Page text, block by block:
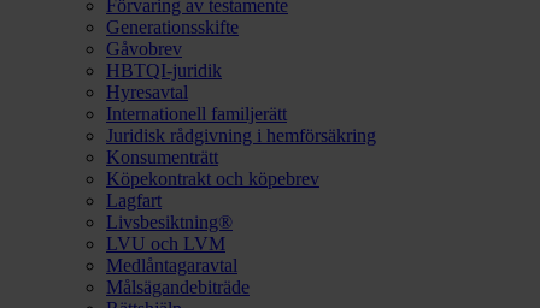
Förvaring av testamente
Generationsskifte
Gåvobrev
HBTQI-juridik
Hyresavtal
Internationell familjerätt
Juridisk rådgivning i hemförsäkring
Konsumenträtt
Köpekontrakt och köpebrev
Lagfart
Livsbesiktning®
LVU och LVM
Medlåntagaravtal
Målsägandebiträde